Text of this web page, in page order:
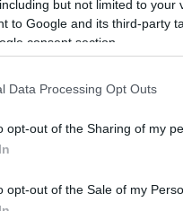
but not limited to
to Google and its third-party
consent section.
Data Processing Opt Outs
opt-out of the Sharing of my
opt-out of the Sale of my
Eötvös Gáborné
új épületének
a MACIVA saját